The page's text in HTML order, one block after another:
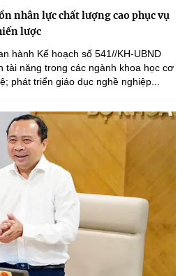
nhân lực chất lượng cao phục vụ
lược
hành Kế hoạch số 541//KH-UBND
tài năng trong các ngành khoa học cơ
phát triển giáo dục nghề nghiệp...